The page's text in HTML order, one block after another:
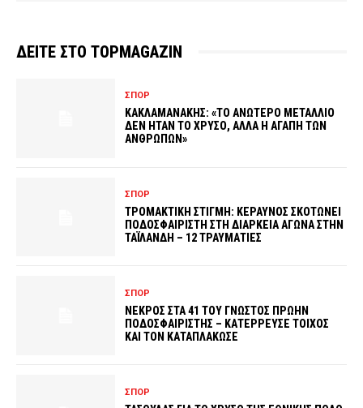
ΔΕΙΤΕ ΣΤΟ TOPMAGAZIN
ΣΠΟΡ
ΚΑΚΛΑΜΑΝΑΚΗΣ: «ΤΟ ΑΝΩΤΕΡΟ ΜΕΤΑΛΛΙΟ
ΔΕΝ ΗΤΑΝ ΤΟ ΧΡΥΣΟ, ΑΛΛΑ Η ΑΓΑΠΗ ΤΩΝ
ΑΝΘΡΩΠΩΝ»
ΣΠΟΡ
ΤΡΟΜΑΚΤΙΚΗ ΣΤΙΓΜΗ: ΚΕΡΑΥΝΟΣ ΣΚΟΤΩΝΕΙ
ΠΟΔΟΣΦΑΙΡΙΣΤΗ ΣΤΗ ΔΙΑΡΚΕΙΑ ΑΓΩΝΑ ΣΤΗΝ
ΤΑΪΛΑΝΔΗ – 12 ΤΡΑΥΜΑΤΙΕΣ
ΣΠΟΡ
ΝΕΚΡΟΣ ΣΤΑ 41 ΤΟΥ ΓΝΩΣΤΟΣ ΠΡΩΗΝ
ΠΟΔΟΣΦΑΙΡΙΣΤΗΣ – ΚΑΤΕΡΡΕΥΣΕ ΤΟΙΧΟΣ
ΚΑΙ ΤΟΝ ΚΑΤΑΠΛΑΚΩΣΕ
ΣΠΟΡ